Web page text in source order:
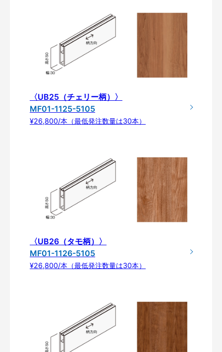
〈UB25（チェリー柄）〉
MF01-1125-5105
¥26,800/本（最低発注数量は30本）
〈UB26（タモ柄）〉
MF01-1126-5105
¥26,800/本（最低発注数量は30本）